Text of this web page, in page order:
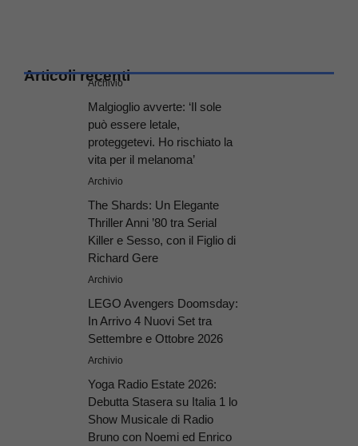
Articoli recenti
Archivio
Malgioglio avverte: ‘Il sole
può essere letale,
proteggetevi. Ho rischiato la
vita per il melanoma’
Archivio
The Shards: Un Elegante
Thriller Anni ’80 tra Serial
Killer e Sesso, con il Figlio di
Richard Gere
Archivio
LEGO Avengers Doomsday:
In Arrivo 4 Nuovi Set tra
Settembre e Ottobre 2026
Archivio
Yoga Radio Estate 2026:
Debutta Stasera su Italia 1 lo
Show Musicale di Radio
Bruno con Noemi ed Enrico